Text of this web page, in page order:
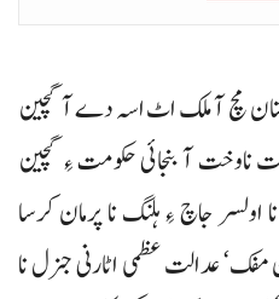
مچ آ ملک اٹ اسہ دے آ گچین
ناوخت آ بنجائی حکومت ءِ گچین
اولسر جاچ ءِ ہلنگ نا پرمان کرسا
عدالت عظمی اٹارنی جنرل نا